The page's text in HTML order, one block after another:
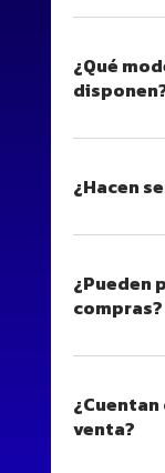
¿Qué
¿Hacen
¿Pueden
compras?
venta?